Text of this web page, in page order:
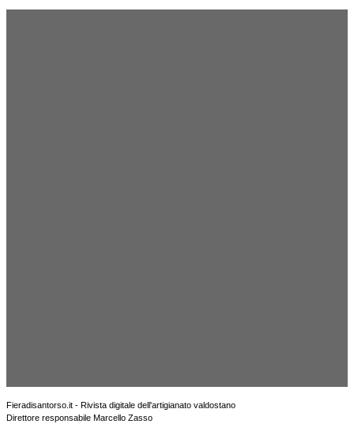
Fieradisantorso.it - Rivista digitale dell'artigianato valdostano
Direttore responsabile Marcello Zasso